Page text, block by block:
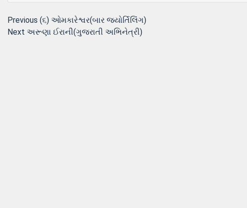
Post
navigation
Previous Previous
post:
(૬) ઓમકારેશ્વર(બાર જયોર્તિલિંગ)
Next Next
અરૂણા ઈરાની(ગુજરાતી અભિનેત્રી)